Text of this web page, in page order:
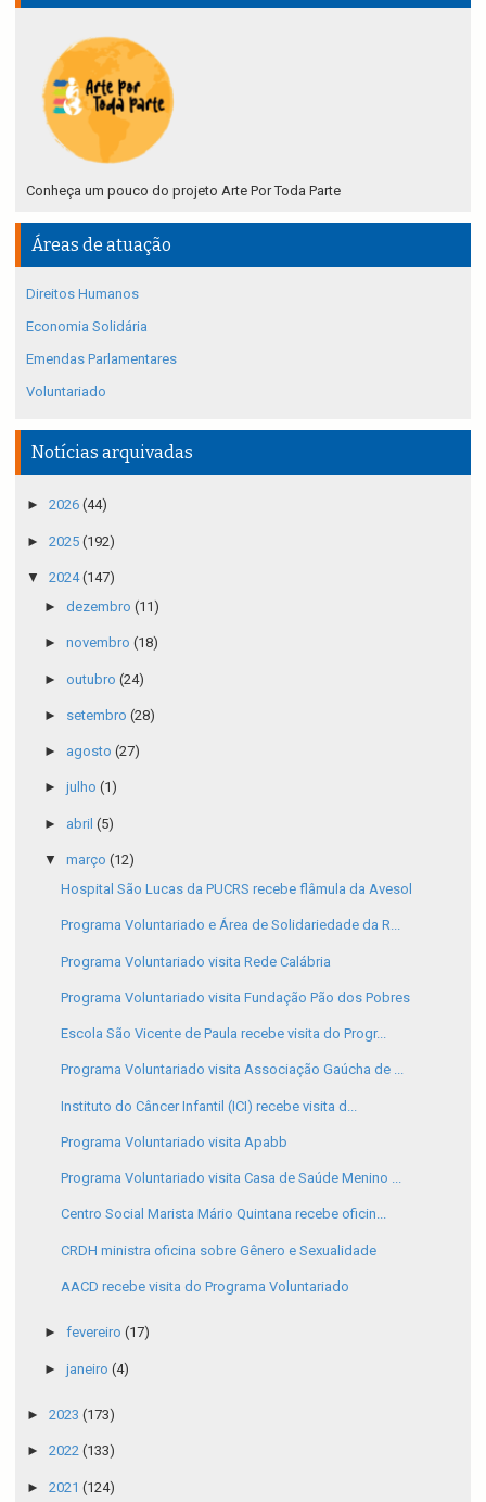
Conheça um pouco do projeto Arte Por Toda Parte
Áreas de atuação
Direitos Humanos
Economia Solidária
Emendas Parlamentares
Voluntariado
Notícias arquivadas
► 2026 (44)
► 2025 (192)
▼ 2024(147)
► dezembro (11)
► novembro (18)
► outubro (24)
► setembro (28)
► agosto (27)
► julho (1)
► abril (5)
▼ março (12)
Hospital São Lucas da PUCRS recebe flâmula da Avesol
Programa Voluntariado e Área de Solidariedade da R...
Programa Voluntariado visita Rede Calábria
Programa Voluntariado visita Fundação Pão dos Pobres
Escola São Vicente de Paula recebe visita do Progr...
Programa Voluntariado visita Associação Gaúcha de ...
Instituto do Câncer Infantil (ICI) recebe visita d...
Programa Voluntariado visita Apabb
Programa Voluntariado visita Casa de Saúde Menino ...
Centro Social Marista Mário Quintana recebe oficin...
CRDH ministra oficina sobre Gênero e Sexualidade
AACD recebe visita do Programa Voluntariado
► fevereiro (17)
► janeiro (4)
► 2023 (173)
► 2022 (133)
► 2021 (124)